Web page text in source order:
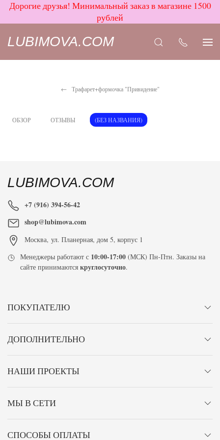
Дорогие друзья! Минимальный заказ в магазине 1500
рублей
LUBIMOVA.COM
Трафарет+формочка "Привидение"
ОБЗОР ОТЗЫВЫ (БЕЗ НАЗВАНИЯ)
LUBIMOVA.COM
+7 (916) 394-56-42
shop@lubimova.com
Москва, ул. Планерная, дом 5, корпус 1
Менеджеры работают с 10:00-17:00 (МСК) Пн-Птн. Заказы на
сайте принимаютсякруглосуточно.
ПОКУПАТЕЛЮ
ДОПОЛНИТЕЛЬНО
НАШИ ПРОЕКТЫ
МЫ В СЕТИ
СПОСОБЫ ОПЛАТЫ